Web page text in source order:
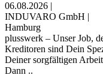
06.08.2026 |
INDUVARO GmbH |
Hamburg
plusswerk – Unser Job,
Kreditoren sind Dein
Deiner sorgfältigen
Dann ..